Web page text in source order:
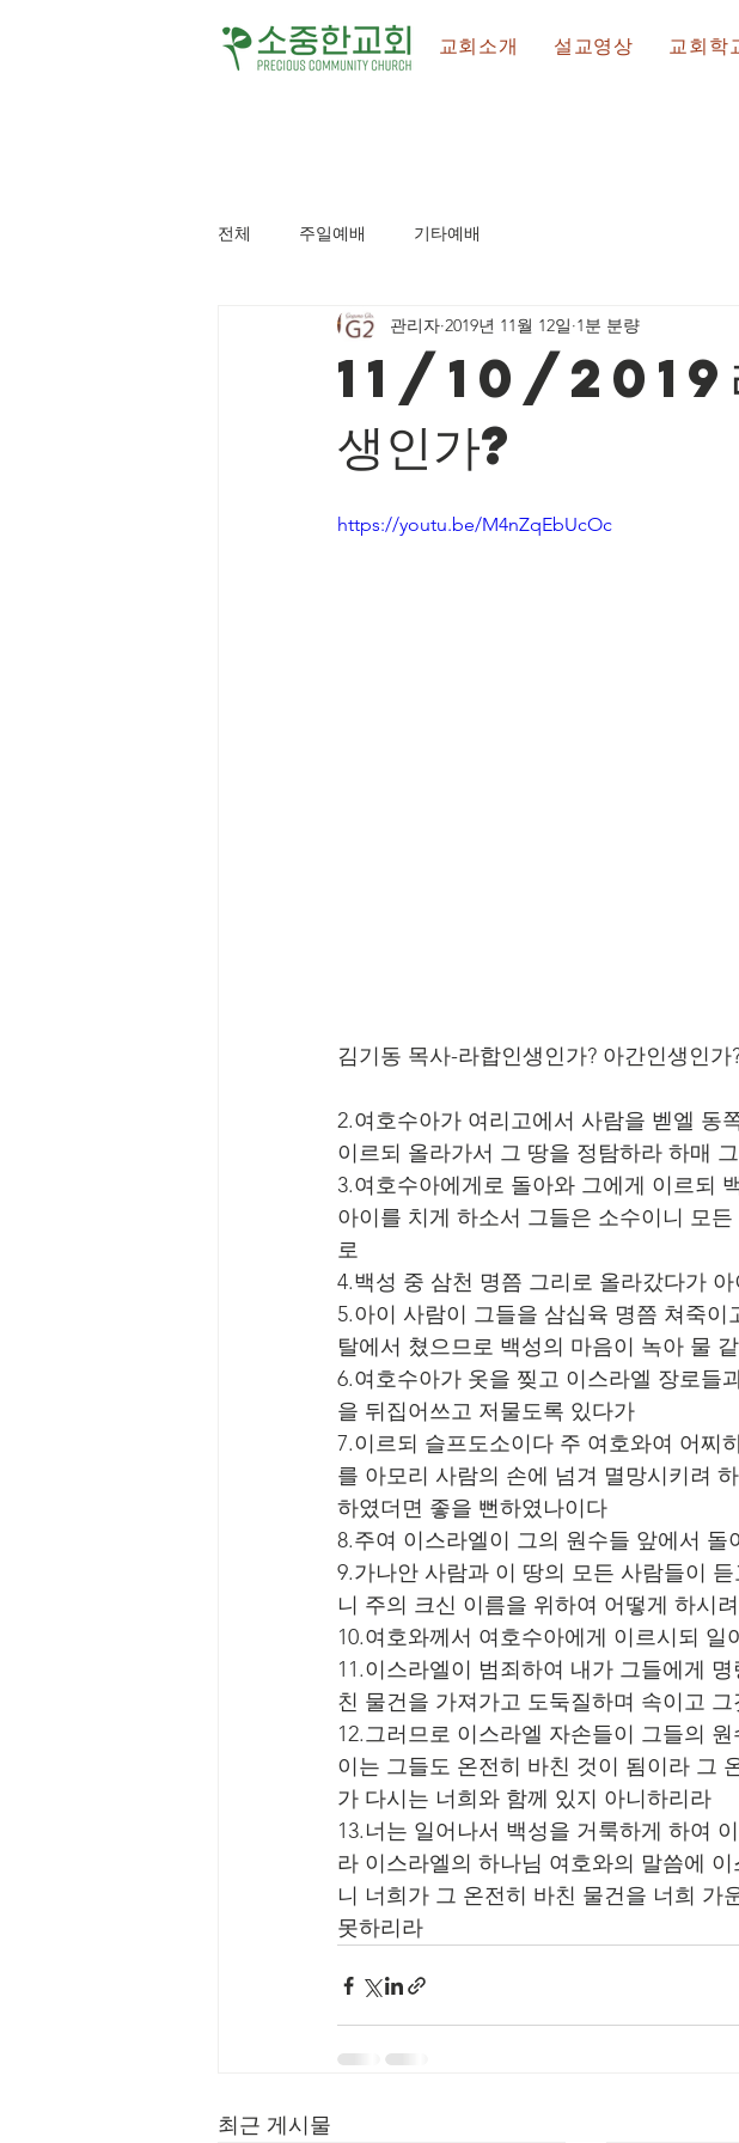
교회소개 설교영상 교회학
전체 주일예배 기타예배
11/10/2019라
생인가?
관리자 2019년 11월 12일 1분 분량
https://youtu.be/M4nZqEbUcOc
김기동 목사-라합인생인가? 아간인생인가
2.여호수아가 여리고에서 사람을 벧엘 동
이르되 올라가서 그 땅을 정탐하라 하매
3.여호수아에게로 돌아와 그에게 이르되
아이를 치게 하소서 그들은 소수이니 모
로
4.백성 중 삼천 명쯤 그리로 올라갔다가
5.아이 사람이 그들을 삼십육 명쯤 쳐죽
탈에서 쳤으므로 백성의 마음이 녹아 물
6.여호수아가 옷을 찢고 이스라엘 장로들
을 뒤집어쓰고 저물도록 있다가
7.이르되 슬프도소이다 주 여호와여 어찌
를 아모리 사람의 손에 넘겨 멸망시키려
하였더면 좋을 뻔하였나이다
8.주여 이스라엘이 그의 원수들 앞에서
9.가나안 사람과 이 땅의 모든 사람들이
니 주의 크신 이름을 위하여 어떻게 하시
10.여호와께서 여호수아에게 이르시되
11.이스라엘이 범죄하여 내가 그들에게
친 물건을 가져가고 도둑질하며 속이고
12.그러므로 이스라엘 자손들이 그들의
이는 그들도 온전히 바친 것이 됨이라 그
가 다시는 너희와 함께 있지 아니하리라
13.너는 일어나서 백성을 거룩하게 하여
라 이스라엘의 하나님 여호와의 말씀에
니 너희가 그 온전히 바친 물건을 너희 가
못하리라
최근 게시물